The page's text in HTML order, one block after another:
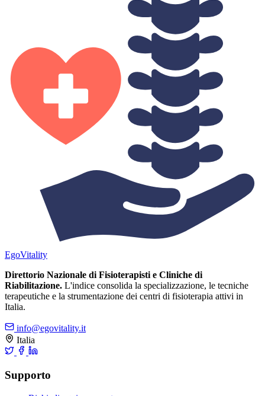
EgoVitality
Direttorio Nazionale di Fisioterapisti e Cliniche di
Riabilitazione. L'indice consolida la specializzazione, le tecniche
terapeutiche e la strumentazione dei centri di fisioterapia attivi in
Italia.
info@egovitality.it
Italia
Supporto